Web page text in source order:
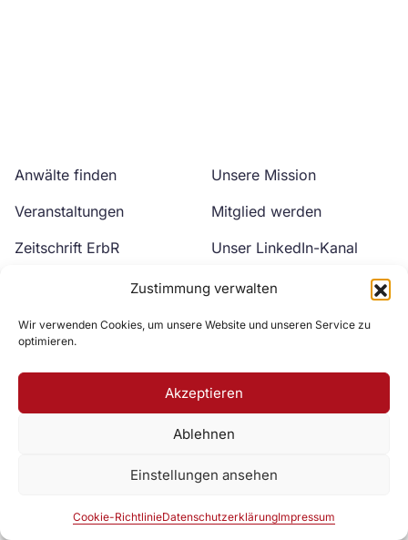
Zustimmung verwalten
Wir verwenden Cookies, um unsere Website und unseren Service zu
optimieren.
Akzeptieren
Ablehnen
Einstellungen ansehen
Cookie-RichtlinieDatenschutzerklärungImpressum
Anwälte finden
Veranstaltungen
Zeitschrift ErbR
Unsere Mission
Mitglied werden
Unser LinkedIn-Kanal
Unser YouTube-Kanal
Zur DAV Webseite